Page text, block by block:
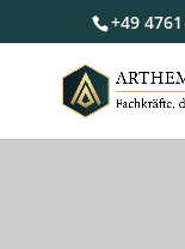
+49